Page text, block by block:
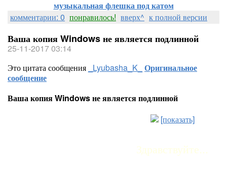
музыкальная флешка под катом
комментарии: 0 понравилось! вверх^ к полной версии
Ваша копия Windows не является подлинной
25-11-2017 03:14
Это цитата сообщения
_Lyubasha_K_ Оригинальное
сообщение
Ваша копия Windows не является подлинной
[показать]
Здравствуйте...